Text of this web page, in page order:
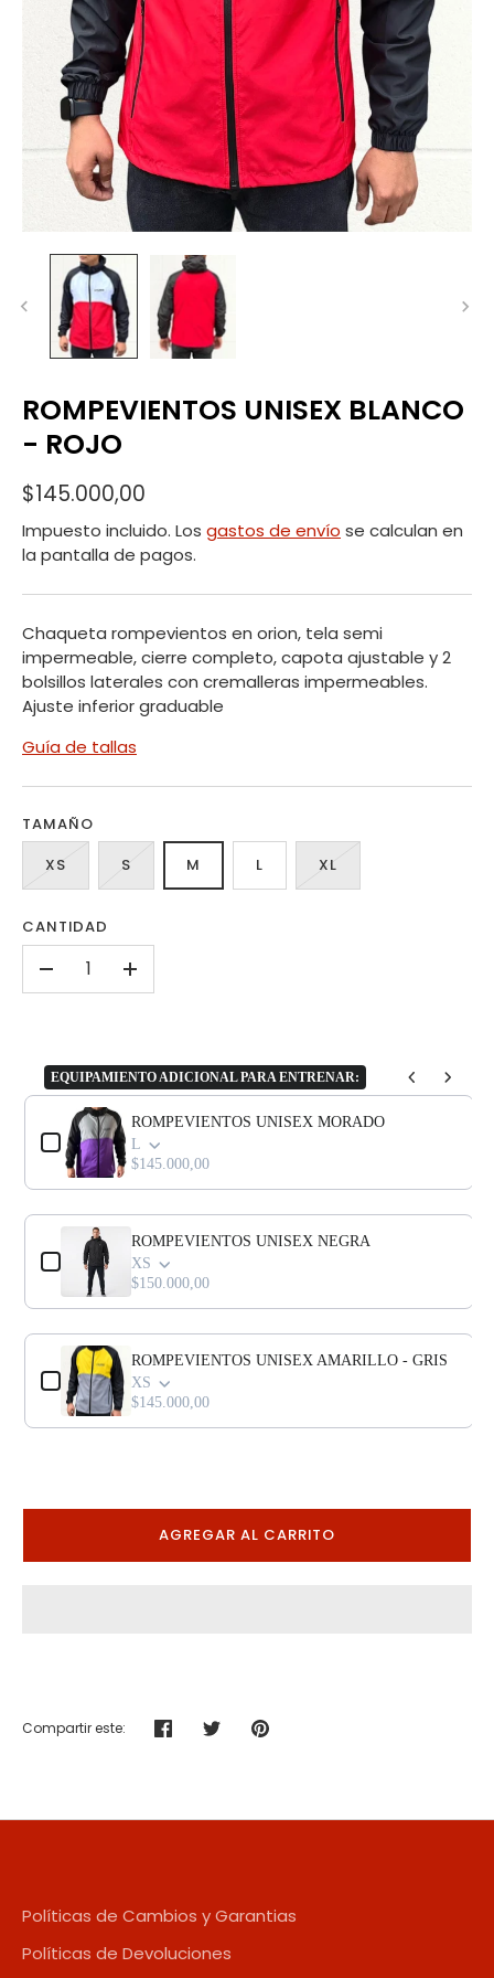
ROMPEVIENTOS UNISEX BLANCO
- ROJO
$145.000,00
Impuesto incluido. Los gastos de envío se calculan en
la pantalla de pagos.
Chaqueta rompevientos en orion, tela semi
impermeable, cierre completo, capota ajustable y 2
bolsillos laterales con cremalleras impermeables.
Ajuste inferior graduable
Guía de tallas
TAMAÑO
XS
S M L XL
CANTIDAD
+
EQUIPAMIENTO ADICIONAL PARA ENTRENAR:
Use the Previous and Next buttons to navigate through product
ROMPEVIENTOS UNISEX MORADO
L
$145.000,00
ROMPEVIENTOS UNISEX NEGRA
XS
$150.000,00
ROMPEVIENTOS UNISEX AMARILLO - GRIS
XS
$145.000,00
AGREGAR AL CARRITO
Compartir este: CompartirTuitearHacer
Políticas de Cambios y Garantias
Políticas de Devoluciones